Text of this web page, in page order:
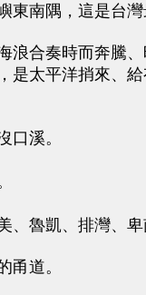
南隅，這是台灣
合奏時而奔騰、
太平洋捎來、
溪。
魯凱、排灣、卑
道。